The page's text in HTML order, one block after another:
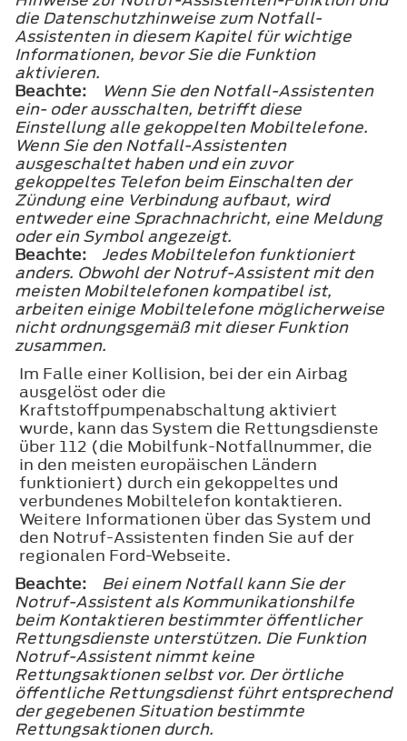
die Datenschutzhinweise zum Notfall-
Assistenten in diesem Kapitel für wichtige
Informationen, bevor Sie die Funktion
aktivieren.
Beachte:
Wenn Sie den Notfall-Assistenten
ein- oder ausschalten, betrifft diese
Einstellung alle gekoppelten Mobiltelefone.
Wenn Sie den Notfall-Assistenten
ausgeschaltet haben und ein zuvor
gekoppeltes Telefon beim Einschalten der
Zündung eine Verbindung aufbaut, wird
entweder eine Sprachnachricht, eine Meldung
oder ein Symbol angezeigt.
Beachte:
Jedes Mobiltelefon funktioniert
anders. Obwohl der Notruf-Assistent mit den
meisten Mobiltelefonen kompatibel ist,
arbeiten einige Mobiltelefone möglicherweise
nicht ordnungsgemäß mit dieser Funktion
zusammen.
Im Falle einer Kollision, bei der ein Airbag
ausgelöst oder die
Kraftstoffpumpenabschaltung aktiviert
wurde, kann das System die Rettungsdienste
über 112 (die Mobilfunk-Notfallnummer, die
in den meisten europäischen Ländern
funktioniert) durch ein gekoppeltes und
verbundenes Mobiltelefon kontaktieren.
Weitere Informationen über das System und
den Notruf-Assistenten finden Sie auf der
regionalen Ford-Webseite.
Beachte:
Bei einem Notfall kann Sie der
Notruf-Assistent als Kommunikationshilfe
beim Kontaktieren bestimmter öffentlicher
Rettungsdienste unterstützen. Die Funktion
Notruf-Assistent nimmt keine
Rettungsaktionen selbst vor. Der örtliche
öffentliche Rettungsdienst führt entsprechend
der gegebenen Situation bestimmte
Rettungsaktionen durch.